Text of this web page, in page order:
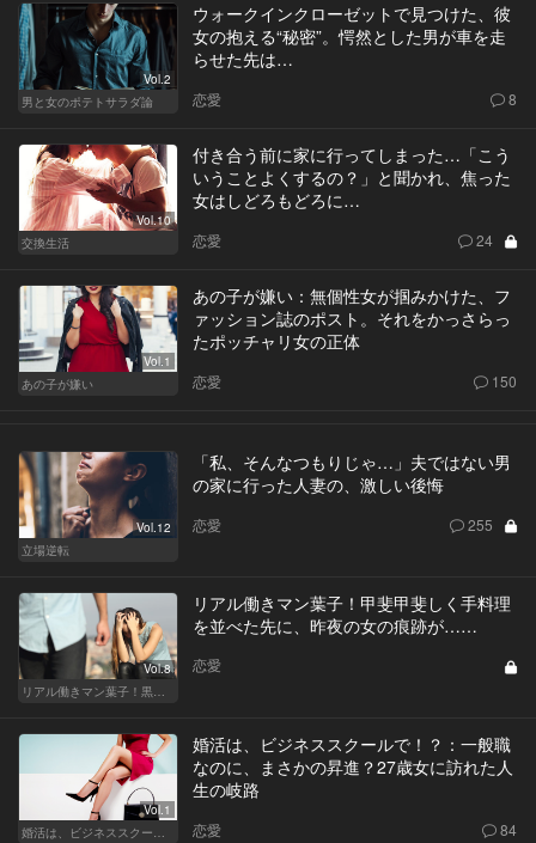
Vol.2
男と女のポテトサラダ論
ウォークインクローゼットで見つけた、彼
女の抱える“秘密”。愕然とした男が車を走
らせた先は…
恋愛 8
Vol.10
交換生活
付き合う前に家に行ってしまった…「こう
いうことよくするの？」と聞かれ、焦った
女はしどろもどろに…
恋愛 24
Vol.1
あの子が嫌い
あの子が嫌い：無個性女が掴みかけた、フ
ァッション誌のポスト。それをかっさらっ
たポッチャリ女の正体
恋愛 150
Vol.12
立場逆転
「私、そんなつもりじゃ…」夫ではない男
の家に行った人妻の、激しい後悔
恋愛 255
Vol.8
リアル働きマン葉子！黒革の編集手帳 written by 内埜さくら
リアル働きマン葉子！甲斐甲斐しく手料理
を並べた先に、昨夜の女の痕跡が……
恋愛
Vol.1
婚活は、ビジネススクールで！？
婚活は、ビジネススクールで！？：一般職
なのに、まさかの昇進？27歳女に訪れた人
生の岐路
恋愛 84